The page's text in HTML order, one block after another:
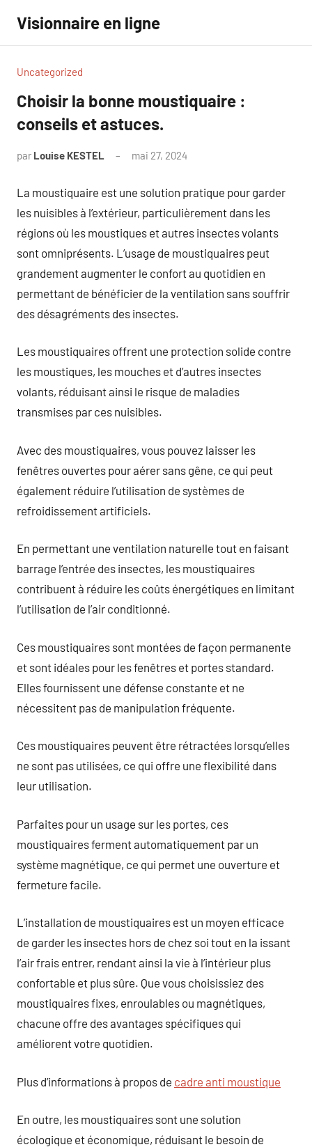
contenu
Visionnaire en ligne
Uncategorized
Choisir la bonne moustiquaire :
conseils et astuces.
par Louise KESTEL mai 27, 2024
La moustiquaire est une solution pratique pour garder
les nuisibles à l’extérieur, particulièrement dans les
régions où les moustiques et autres insectes volants
sont omniprésents. L’usage de moustiquaires peut
grandement augmenter le confort au quotidien en
permettant de bénéficier de la ventilation sans souffrir
des désagréments des insectes.
Les moustiquaires offrent une protection solide contre
les moustiques, les mouches et d’autres insectes
volants, réduisant ainsi le risque de maladies
transmises par ces nuisibles.
Avec des moustiquaires, vous pouvez laisser les
fenêtres ouvertes pour aérer sans gêne, ce qui peut
également réduire l’utilisation de systèmes de
refroidissement artificiels.
En permettant une ventilation naturelle tout en faisant
barrage l’entrée des insectes, les moustiquaires
contribuent à réduire les coûts énergétiques en limitant
l’utilisation de l’air conditionné.
Ces moustiquaires sont montées de façon permanente
et sont idéales pour les fenêtres et portes standard.
Elles fournissent une défense constante et ne
nécessitent pas de manipulation fréquente.
Ces moustiquaires peuvent être rétractées lorsqu’elles
ne sont pas utilisées, ce qui offre une flexibilité dans
leur utilisation.
Parfaites pour un usage sur les portes, ces
moustiquaires ferment automatiquement par un
système magnétique, ce qui permet une ouverture et
fermeture facile.
L’installation de moustiquaires est un moyen efficace
de garder les insectes hors de chez soi tout en la issant
l’air frais entrer, rendant ainsi la vie à l’intérieur plus
confortable et plus sûre. Que vous choisissiez des
moustiquaires fixes, enroulables ou magnétiques,
chacune offre des avantages spécifiques qui
améliorent votre quotidien.
Plus d’informations à propos de cadre anti moustique
En outre, les moustiquaires sont une solution
écologique et économique, réduisant le besoin de